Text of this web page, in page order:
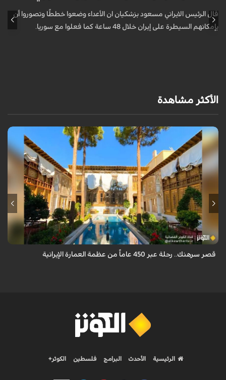
قال الرئيس الايراني مسعود بزشكيان ان الأعداء وضعوا خططًا وتصوروا أن
بإمكانهم السيطرة على إيران خلال 48 ساعة كما فعلوا مع سوريا.
الأكثر مشاهدة
يقع قصر سرهنك في أصفهان، الذي يمتد عمره إلى 450 عاماً، ليكون سرداً حياً
لأربعة عصور تاريخية وشاهداً على عبق العمارة الإيرانية.
قصر سرهنك.. رحلة عبر 450 عاماً من عظمة العمارة الإيرانية
الرئيسية الأحدث البرامج فلسطين الكوثر+